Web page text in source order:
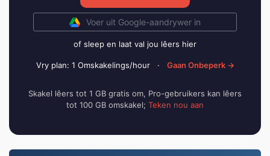
Voer uit Google-aandrywer in
of sleep en laat val jou lêers hier
Vry plan: 1 Omskakelings/hour · Gaan Onbeperk →
Skakel lêers tot 1 GB gratis om, Pro-gebruikers kan lêers
tot 100 GB omskakel; Teken nou aan